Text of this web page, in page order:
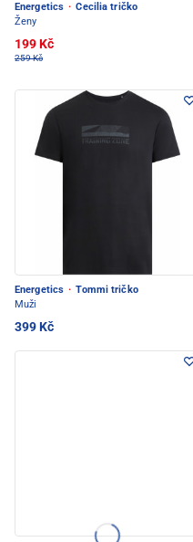
Energetics · Cecilia tričko
Ženy
199 Kč
259 Kč
Energetics · Tommi tričko
Muži
399 Kč